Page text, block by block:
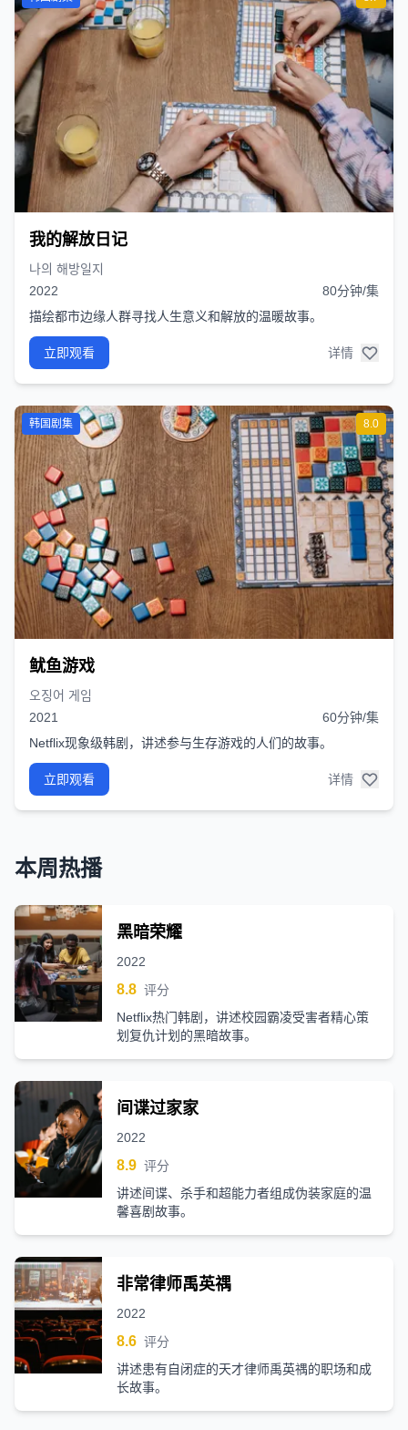
我的解放日记
나의 해방일지
2022
80分钟/集
描绘都市边缘人群寻找人生意义和解放的温暖故事。
立即观看 详情
8.0
韩国剧集
鱿鱼游戏
오징어 게임
2021
60分钟/集
Netflix现象级韩剧，讲述参与生存游戏的人们的故事。
立即观看 详情
本周热播
黑暗荣耀
2022
8.8 评分
Netflix热门韩剧，讲述校园霸凌受害者精心策
划复仇计划的黑暗故事。
间谍过家家
2022
8.9 评分
讲述间谍、杀手和超能力者组成伪装家庭的温
馨喜剧故事。
非常律师禹英禑
2022
8.6 评分
讲述患有自闭症的天才律师禹英禑的职场和成
长故事。